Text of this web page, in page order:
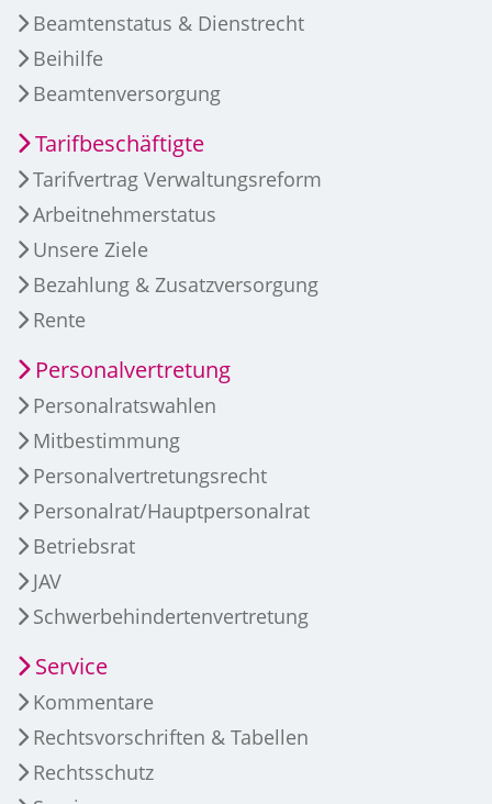
Beamtenstatus & Dienstrecht
Beihilfe
Beamtenversorgung
Tarifbeschäftigte
Tarifvertrag Verwaltungsreform
Arbeitnehmerstatus
Unsere Ziele
Bezahlung & Zusatzversorgung
Rente
Personalvertretung
Personalratswahlen
Mitbestimmung
Personalvertretungsrecht
Personalrat/Hauptpersonalrat
Betriebsrat
JAV
Schwerbehindertenvertretung
Service
Kommentare
Rechtsvorschriften & Tabellen
Rechtsschutz